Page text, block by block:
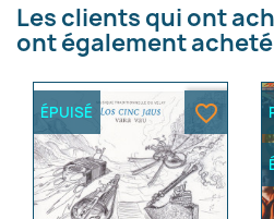
Les clients qui ont
ont également
ÉPUISÉ favorite_border
Annuler Créer